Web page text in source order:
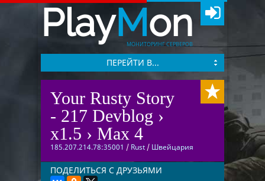
PlayMon
МОНИТОРИНГ СЕРВЕРОВ
ПЕРЕЙТИ В...
Your Rusty Story
- 217 Devblog ›
x1.5 › Max 4
185.207.214.78:35001 / Rust / Швейцария
ПОДЕЛИТЬСЯ С ДРУЗЬЯМИ